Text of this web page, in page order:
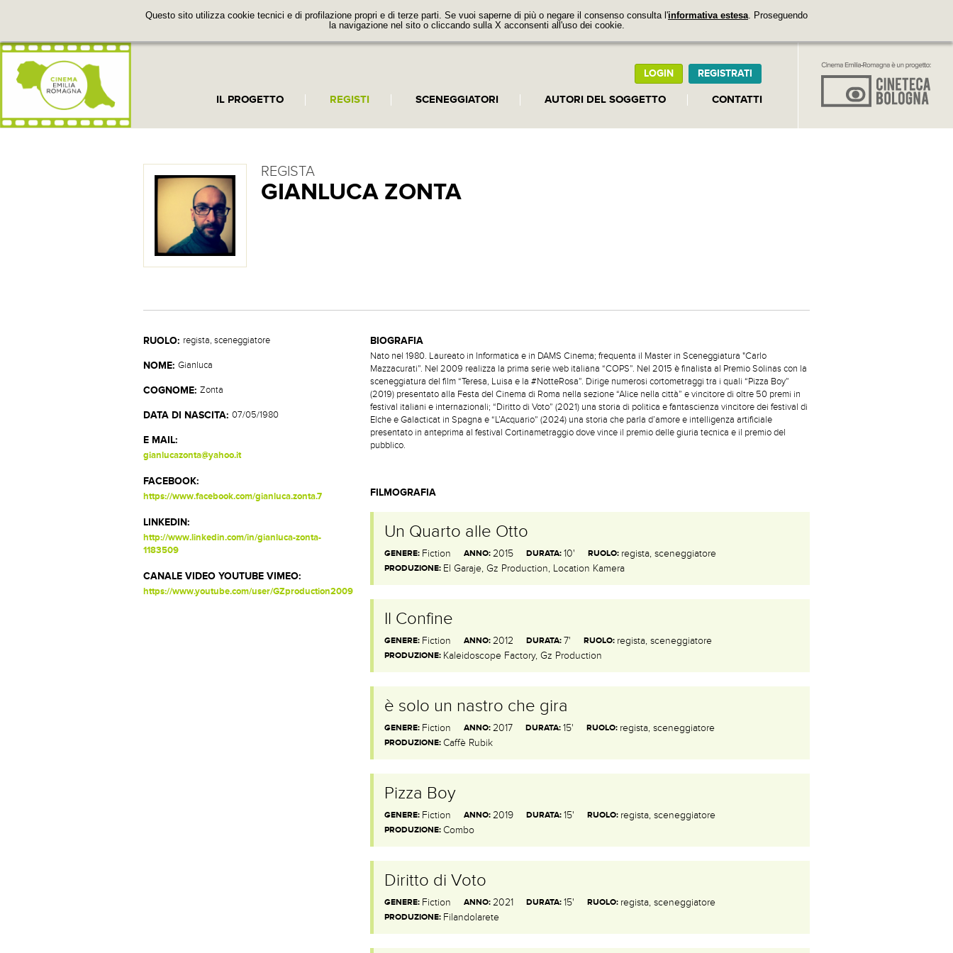
Questo sito utilizza cookie tecnici e di profilazione propri e di terze parti. Se vuoi saperne di più o negare il consenso consulta l'informativa estesa. Proseguendo
la navigazione nel sito o cliccando sulla X acconsenti all'uso dei cookie.
LOGIN REGISTRATI
IL PROGETTO REGISTI SCENEGGIATORI AUTORI DEL SOGGETTO CONTATTI
REGISTA
GIANLUCA ZONTA
RUOLO: regista, sceneggiatore
NOME: Gianluca
COGNOME: Zonta
DATA DI NASCITA: 07/05/1980
E MAIL:
gianlucazonta@yahoo.it
FACEBOOK:
https://www.facebook.com/gianluca.zonta.7
LINKEDIN:
http://www.linkedin.com/in/gianluca-zonta-
1183509
CANALE VIDEO YOUTUBE VIMEO:
https://www.youtube.com/user/GZproduction2009
BIOGRAFIA
Nato nel 1980. Laureato in Informatica e in DAMS Cinema; frequenta il Master in Sceneggiatura "Carlo
Mazzacurati”. Nel 2009 realizza la prima serie web italiana “COPS”. Nel 2015 è finalista al Premio Solinas con la
sceneggiatura del film “Teresa, Luisa e la #NotteRosa”. Dirige numerosi cortometraggi tra i quali “Pizza Boy”
(2019) presentato alla Festa del Cinema di Roma nella sezione “Alice nella città” e vincitore di oltre 50 premi in
festival italiani e internazionali; “Diritto di Voto” (2021) una storia di politica e fantascienza vincitore dei festival di
Elche e Galacticat in Spagna e “L’Acquario” (2024) una storia che parla d’amore e intelligenza artificiale
presentato in anteprima al festival Cortinametraggio dove vince il premio delle giuria tecnica e il premio del
pubblico.
FILMOGRAFIA
Un Quarto alle Otto
GENERE: Fiction ANNO: 2015 DURATA: 10' RUOLO: regista, sceneggiatore
PRODUZIONE: El Garaje, Gz Production, Location Kamera
Il Confine
GENERE: Fiction ANNO: 2012 DURATA: 7' RUOLO: regista, sceneggiatore
PRODUZIONE: Kaleidoscope Factory, Gz Production
è solo un nastro che gira
GENERE: Fiction ANNO: 2017 DURATA: 15' RUOLO: regista, sceneggiatore
PRODUZIONE: Caffè Rubik
Pizza Boy
GENERE: Fiction ANNO: 2019 DURATA: 15' RUOLO: regista, sceneggiatore
PRODUZIONE: Combo
Diritto di Voto
GENERE: Fiction ANNO: 2021 DURATA: 15' RUOLO: regista, sceneggiatore
PRODUZIONE: Filandolarete